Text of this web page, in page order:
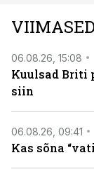
06.08.26, 15:08
Kuulsad Briti
siin
06.08.26, 09:41
Kas sõna